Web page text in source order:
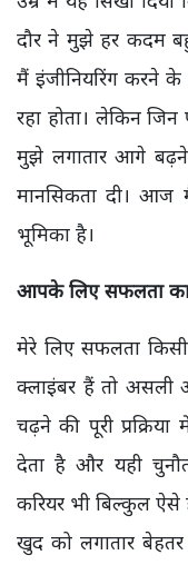
दौर ने मुझे हर कदम
मैं इंजीनियरिंग करने के
रहा होता। लेकिन जिन
मुझे लगातार आगे
मानसिकता दी। आज
भूमिका है।
आपके लिए सफलता
मेरे लिए सफलता
क्लाइंबर हैं तो असली
चढ़ने की पूरी
देता है और यही
करियर भी बिल्कुल
खुद को लगातार